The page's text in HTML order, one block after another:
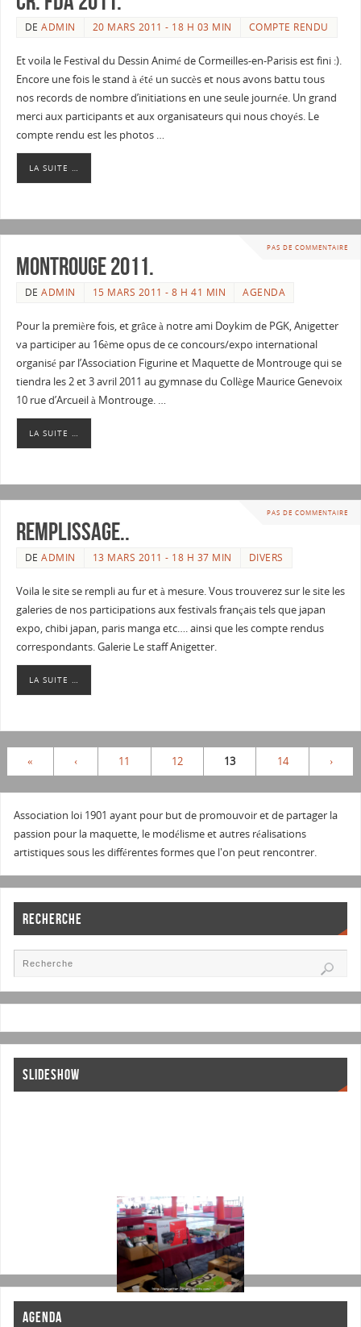
DEADMIN 20 MARS 2011 - 18 H 03 MIN COMPTE RENDU
Et voila le Festival du Dessin Animé de Cormeilles-en-Parisis est fini :).
Encore une fois le stand à été un succès et nous avons battu tous
nos records de nombre d’initiations en une seule journée. Un grand
merci aux participants et aux organisateurs qui nous choyés. Le
compte rendu est les photos …
LA SUITE …
PAS DE COMMENTAIRE
Montrouge 2011.
DEADMIN 15 MARS 2011 - 8 H 41 MIN AGENDA
Pour la première fois, et grâce à notre ami Doykim de PGK, Anigetter
va participer au 16ème opus de ce concours/expo international
organisé par l’Association Figurine et Maquette de Montrouge qui se
tiendra les 2 et 3 avril 2011 au gymnase du Collège Maurice Genevoix
10 rue d’Arcueil à Montrouge. …
LA SUITE …
PAS DE COMMENTAIRE
Remplissage..
DEADMIN 13 MARS 2011 - 18 H 37 MIN DIVERS
Voila le site se rempli au fur et à mesure. Vous trouverez sur le site les
galeries de nos participations aux festivals français tels que japan
expo, chibi japan, paris manga etc…. ainsi que les compte rendus
correspondants. Galerie Le staff Anigetter.
LA SUITE …
« ‹ 11 12 13 14 ›
Association loi 1901 ayant pour but de promouvoir et de partager la
passion pour la maquette, le modélisme et autres réalisations
artistiques sous les différentes formes que l'on peut rencontrer.
RECHERCHE
SLIDESHOW
AGENDA